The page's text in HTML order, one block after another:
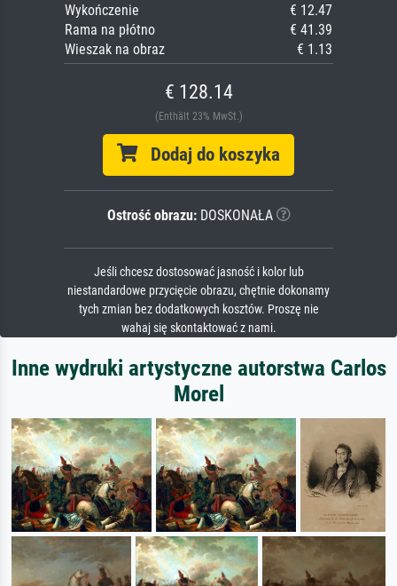
Wykończenie
€ 12.47
Rama na płótno
€ 41.39
Wieszak na obraz
€ 1.13
€ 128.14
(Enthält 23% MwSt.)
Dodaj do koszyka
Ostrość obrazu:DOSKONAŁA
Jeśli chcesz dostosować jasność i kolor lub
niestandardowe przycięcie obrazu, chętnie dokonamy
tych zmian bez dodatkowych kosztów. Proszę nie
wahaj się skontaktować z nami.
Inne wydruki artystyczne autorstwa Carlos
Morel